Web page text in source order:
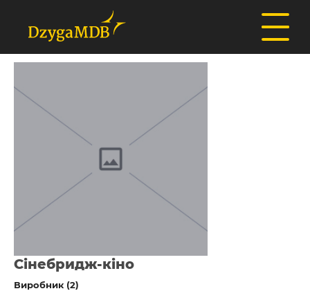
Сінебридж-кіно
Виробник (2)